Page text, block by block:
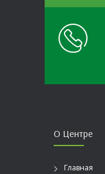
О Центре
Главная